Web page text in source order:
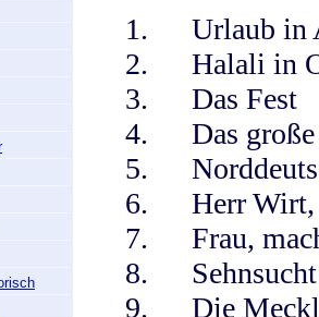
1.
Urlaub in
2.
Halali in
3.
Das Fest
4.
Das
5.
6.
Herr
7.
Frau,
8.
9.
Die